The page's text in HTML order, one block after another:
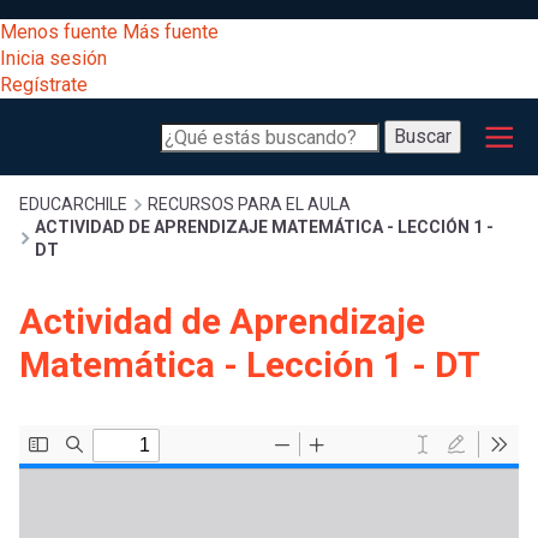
al
contenido
principal
[Educarchile
Escritorio]
Menú
entrar
mi
Menos fuente Más fuente
Inicia sesión
Regístrate
Buscar
Buscar
Menú
principal
Desarrollo
Expand
Gestión
curricular
Comunidad
Expand
Exploración
[Educarchile
Inicia
Sobrescribir
enlaces
de
ayuda
EDUCARCHILE
RECURSOS PARA EL AULA
ACTIVIDAD DE APRENDIZAJE MATEMÁTICA - LECCIÓN 1 -
DT
Actividad de Aprendizaje
Matemática - Lección 1 - DT
registrarte.
Inicia sesión.